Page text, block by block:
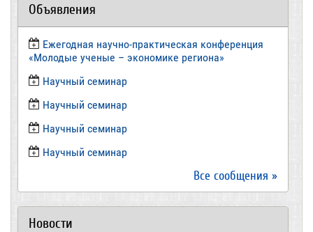
Объявления
Ежегодная научно-практическая конференция
«Молодые ученые – экономике региона»
​Научный семинар
​Научный семинар
Научный семинар
​Научный семинар
Все сообщения »
Новости